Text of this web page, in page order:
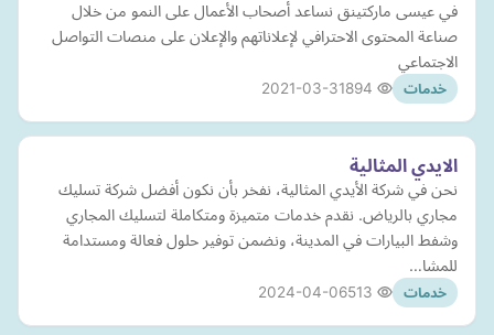
في عيسى ماركتينق نساعد أصحاب الأعمال على النمو من خلال
صناعة المحتوى الاحترافي لإعلاناتهم والإعلان على منصات التواصل
الاجتماعي
خدمات 2021-03-31
الايدي المثالية
نحن في شركة الأيدي المثالية، نفخر بأن نكون أفضل شركة تسليك
مجاري بالرياض. نقدم خدمات متميزة ومتكاملة لتسليك المجاري
وشفط البيارات في المدينة، ونضمن توفير حلول فعالة ومستدامة
للمشا…
خدمات 2024-04-06